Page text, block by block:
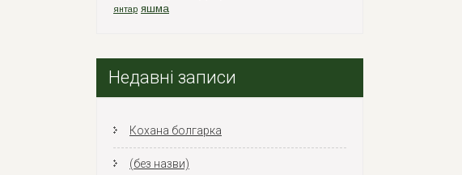
янтар яшма
Недавні записи
Кохана болгарка
(без назви)